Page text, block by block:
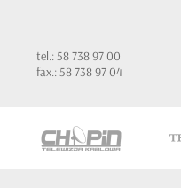
tel.: 58 738 97 00
fax.: 58 738 97 04